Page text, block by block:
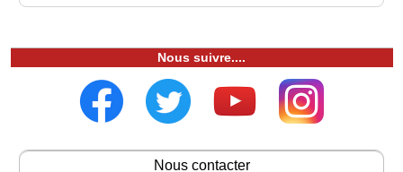
Nous suivre....
Nous contacter